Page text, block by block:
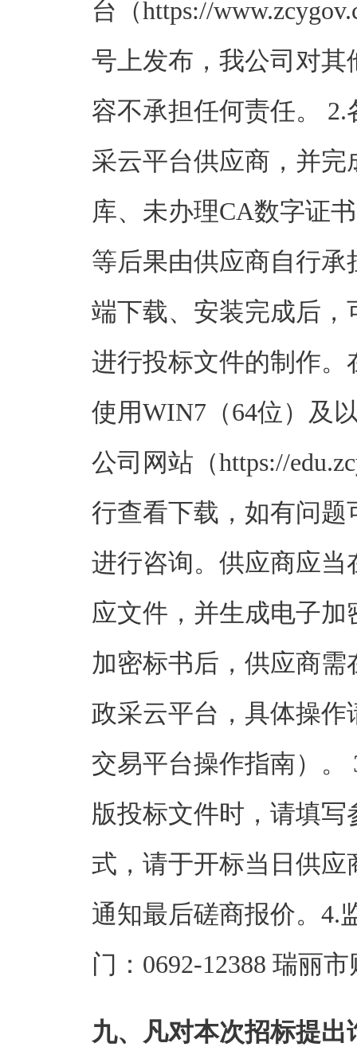
台（https://
号上发布，我公司对
容不承担任何责任。
采云平台供应商，并
库、未办理CA数字证
等后果由供应商自行
端下载、安装完成后
进行投标文件的制作
使用WIN7（64位）及
公司网站（https://
行查看下载，如有问题
进行咨询。供应商应
应文件，并生成电子
加密标书后，供应商
政采云平台，具体操
交易平台操作指南）。
版投标文件时，请填
式，请于开标当日供应
通知最后磋商报价。4.
门：0692-12388 瑞丽
九、凡对本次招标提